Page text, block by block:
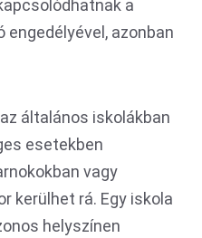
a
azonban
általános iskolákban
esetekben
vagy
kerülhet rá. Egy iskola
helyszínen